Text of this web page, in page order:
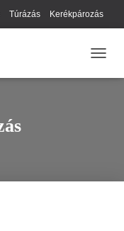
Túrázás Kerékpározás